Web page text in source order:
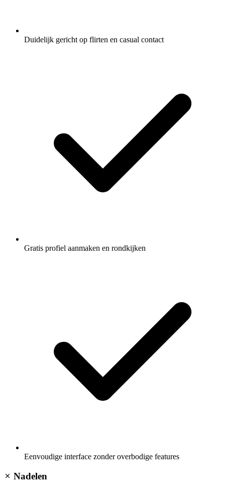
Duidelijk gericht op flirten en casual contact
Gratis profiel aanmaken en rondkijken
Eenvoudige interface zonder overbodige features
Nadelen